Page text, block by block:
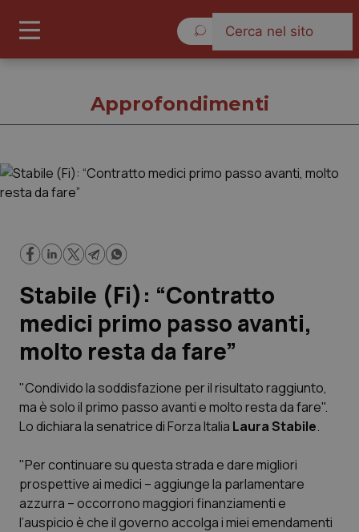
Governo e Parlamento
Regioni e Asl
Lavoro e Professioni
Scienza e Farmaci
Lettere al direttore
Edizioni Regionali
Approfondimenti
Stabile (Fi): “Contratto
medici primo passo avanti,
molto resta da fare”
"Condivido la soddisfazione per il risultato raggiunto,
ma è solo il primo passo avanti e molto resta da fare".
Lo dichiara la senatrice di Forza Italia Laura Stabile.
"Per continuare su questa strada e dare migliori
prospettive ai medici – aggiunge la parlamentare
azzurra – occorrono maggiori finanziamenti e
l’auspicio è che il governo accolga i miei emendamenti